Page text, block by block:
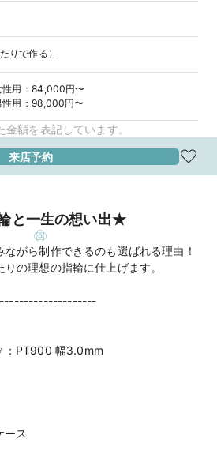
りで作る）
性用 ：84,000円〜
性用 ：98,000円〜
額を表記しています。
来店予約
と一生の想い出★
がら制作できるのも選ばれる理由！
の理想の指輪に仕上げます。
PT900 幅3.0mm
ース